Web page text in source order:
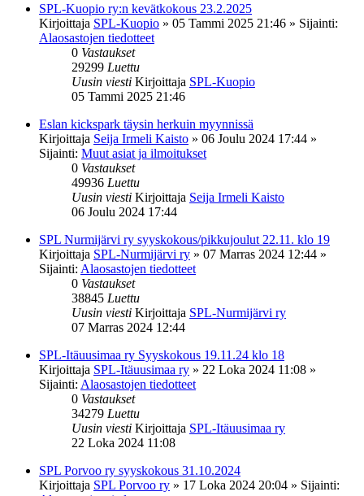
SPL-Kuopio ry:n kevätkokous 23.2.2025
Kirjoittaja SPL-Kuopio » 05 Tammi 2025 21:46 » Sijainti:
Alaosastojen tiedotteet
0 Vastaukset
29299 Luettu
Uusin viesti Kirjoittaja SPL-Kuopio
05 Tammi 2025 21:46
Eslan kickspark täysin herkuin myynnissä
Kirjoittaja Seija Irmeli Kaisto » 06 Joulu 2024 17:44 »
Sijainti: Muut asiat ja ilmoitukset
0 Vastaukset
49936 Luettu
Uusin viesti Kirjoittaja Seija Irmeli Kaisto
06 Joulu 2024 17:44
SPL Nurmijärvi ry syyskokous/pikkujoulut 22.11. klo 19
Kirjoittaja SPL-Nurmijärvi ry » 07 Marras 2024 12:44 »
Sijainti: Alaosastojen tiedotteet
0 Vastaukset
38845 Luettu
Uusin viesti Kirjoittaja SPL-Nurmijärvi ry
07 Marras 2024 12:44
SPL-Itäuusimaa ry Syyskokous 19.11.24 klo 18
Kirjoittaja SPL-Itäuusimaa ry » 22 Loka 2024 11:08 »
Sijainti: Alaosastojen tiedotteet
0 Vastaukset
34279 Luettu
Uusin viesti Kirjoittaja SPL-Itäuusimaa ry
22 Loka 2024 11:08
SPL Porvoo ry syyskokous 31.10.2024
Kirjoittaja SPL Porvoo ry » 17 Loka 2024 20:04 » Sijainti: